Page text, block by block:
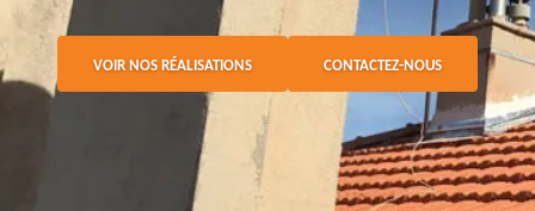
VOIR NOS RÉALISATIONS CONTACTEZ-NOUS